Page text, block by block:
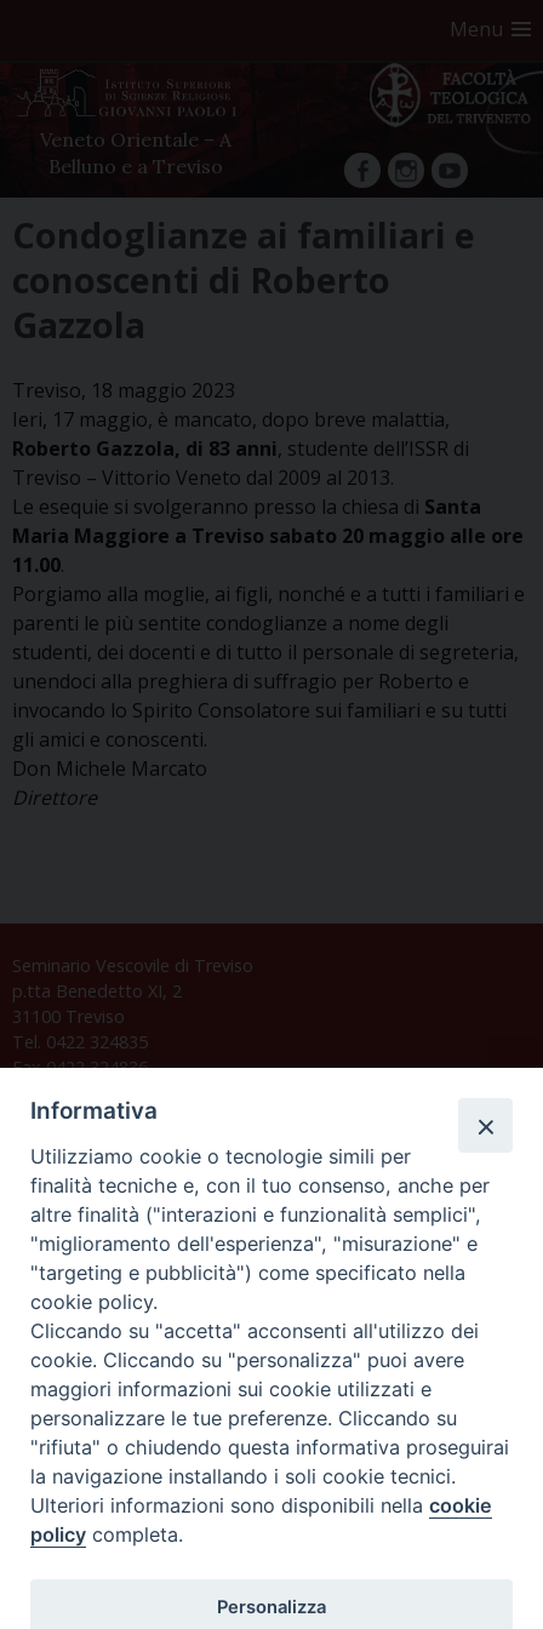
Menu
Veneto Orientale – A
Belluno e a Treviso
facebookInstagram
YouTube
to
content
Condoglianze ai familiari e
conoscenti di Roberto
Gazzola
Treviso, 18 maggio 2023
Ieri, 17 maggio, è mancato, dopo breve malattia,
Roberto Gazzola, di 83 anni, studente dell’ISSR di
Treviso – Vittorio Veneto dal 2009 al 2013.
Le esequie si svolgeranno presso la chiesa di Santa
Maria Maggiore a Treviso sabato 20 maggio alle ore
11.00.
Porgiamo alla moglie, ai figli, nonché e a tutti i familiari e
parenti le più sentite condoglianze a nome degli
studenti, dei docenti e di tutto il personale di segreteria,
unendoci alla preghiera di suffragio per Roberto e
invocando lo Spirito Consolatore sui familiari e su tutti
gli amici e conoscenti.
Don Michele Marcato
Direttore
Seminario Vescovile di Treviso
p.tta Benedetto XI, 2
31100 Treviso
Tel. 0422 324835
Fax 0422 324836
C.F. 94004060268
Orario di segreteria
Lunedì 17.30-19.30
Martedì 17.30-19.30
Mercoledì 17.30-19.30
Giovedì 17.30-19.30
Venerdì chiuso
Sabato 9.30-11.30
Privacy e sicurezza
Informativa
Utilizziamo cookie o tecnologie simili per
finalità tecniche e, con il tuo consenso, anche per
altre finalità ("interazioni e funzionalità semplici",
"miglioramento dell'esperienza", "misurazione" e
"targeting e pubblicità") come specificato nella
cookie policy.
Cliccando su "accetta" acconsenti all'utilizzo dei
cookie. Cliccando su "personalizza" puoi avere
maggiori informazioni sui cookie utilizzati e
personalizzare le tue preferenze. Cliccando su
"rifiuta" o chiudendo questa informativa proseguirai
la navigazione installando i soli cookie tecnici.
Ulteriori informazioni sono disponibili nellacookie
policy completa.
Personalizza